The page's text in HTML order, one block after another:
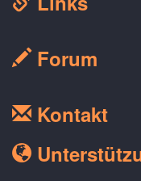
Forum
Kontakt